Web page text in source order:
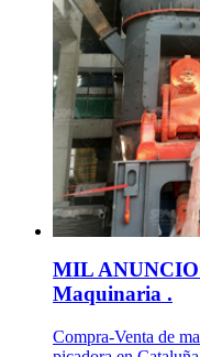
MIL
Maquinaria .
Compra-Venta de